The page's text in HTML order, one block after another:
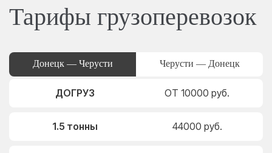
Тарифы грузоперевозок
Донецк — Черусти Черусти — Донецк
ДОГРУЗ ОТ 10000 руб.
1.5 тонны 44000 руб.